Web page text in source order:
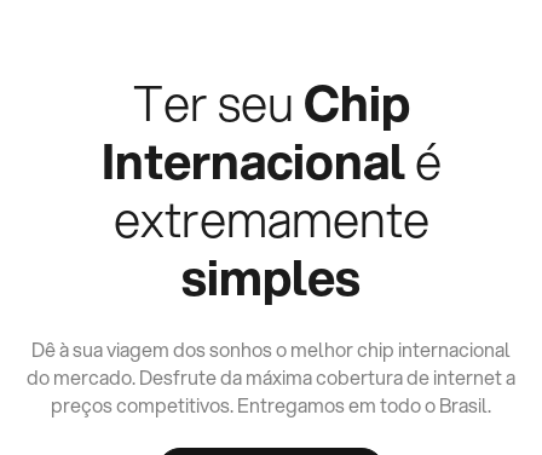
Ter seuChip
Internacionalé
extremamente
simples
Dê à sua viagem dos sonhos o melhor chip internacional
do mercado. Desfrute da máxima cobertura de internet a
preços competitivos. Entregamos em todo o Brasil.